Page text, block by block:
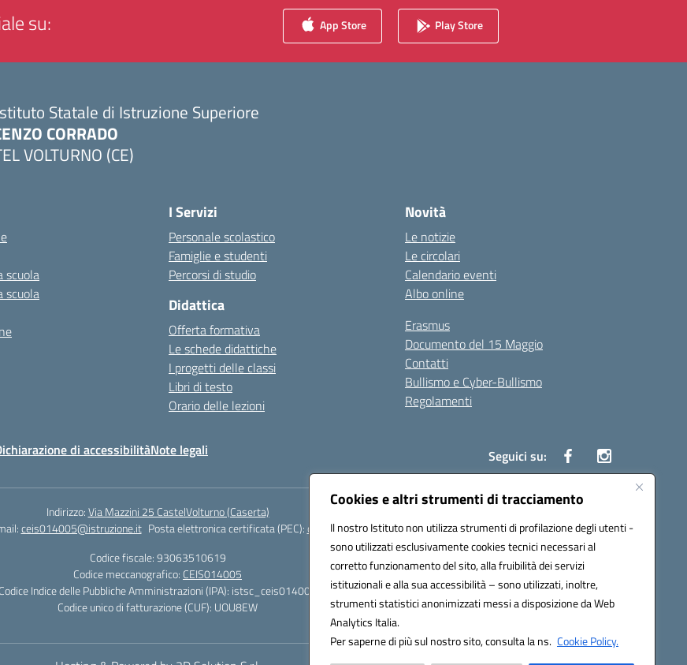
Cookies e altri strumenti di tracciamento
Il nostro Istituto non utilizza strumenti di profilazione degli utenti -
sono utilizzati esclusivamente cookies tecnici necessari al
corretto funzionamento del sito, alla fruibilità dei servizi
istituzionali e alla sua accessibilità – sono utilizzati, inoltre,
strumenti statistici anonimizzati messi a disposizione da Web
Analytics Italia.
Per saperne di più sul nostro sito, consulta la ns. Cookie Policy.
su: App Store Play Store
Statale di Istruzione Superiore
CORRADO
VOLTURNO (CE)
scuola
scuola
I Servizi
Personale scolastico
Famiglie e studenti
Percorsi di studio
Didattica
Offerta formativa
Le schede didattiche
I progetti delle classi
Libri di testo
Orario delle lezioni
Novità
Le notizie
Le circolari
Calendario eventi
Albo online
Erasmus
Documento del 15 Maggio
Contatti
Bullismo e Cyber-Bullismo
Regolamenti
di accessibilitàNote legali Seguici su:
Indirizzo:Via Mazzini 25 CastelVolturno (Caserta)
ceis014005@istruzione.it Posta elettronica certificata (PEC):ceis014005@pec.istruzione.it
Codice fiscale: 93063510619
Codice meccanografico: CEIS014005
Codice Indice delle Pubbliche Amministrazioni (IPA): istsc_ceis014005
Codice unico di fatturazione (CUF): UOU8EW